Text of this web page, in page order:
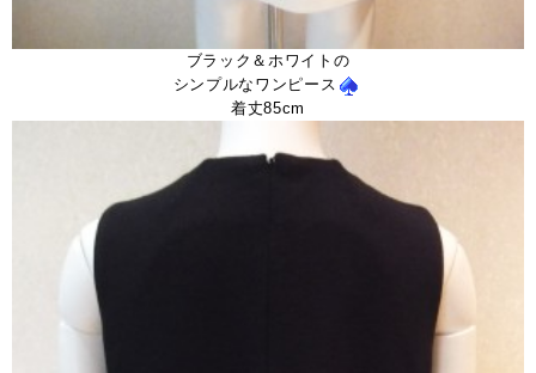
ブラック＆ホワイトの
シンプルなワンピース
着丈85cm